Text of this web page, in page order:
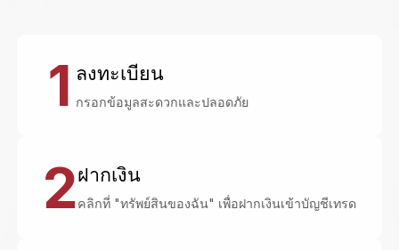
1 ลงทะเบียน
กรอกข้อมูลสะดวกและปลอดภัย
2ฝากเงิน
คลิกที่ "ทรัพย์สินของฉัน" เพื่อฝากเงินเข้าบัญชีเทรด